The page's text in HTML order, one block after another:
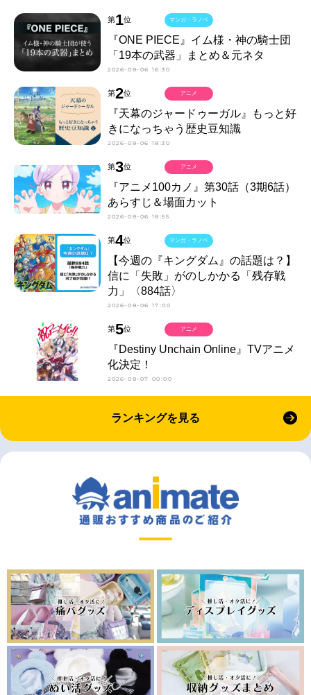
第1位
『ONE PIECE』イム様・神の騎士団
「19本の武器」まとめ＆元ネタ
2026-08-06 16:30
マンガ・ラノベ
第2位
『天幕のジャードゥーガル』もっと好
きになっちゃう歴史豆知識
2026-08-06 18:30
アニメ
第3位
『アニメ100カノ』第30話（3期6話）
あらすじ＆場面カット
2026-08-06 18:55
アニメ
第4位
【今週の『キングダム』の話題は？】
信に「失敗」がのしかかる「残存戦
力」〈884話〉
2026-08-06 17:00
マンガ・ラノベ
第5位
『Destiny Unchain Online』TVアニメ
化決定！
2026-08-07 00:00
アニメ
ランキングを見る